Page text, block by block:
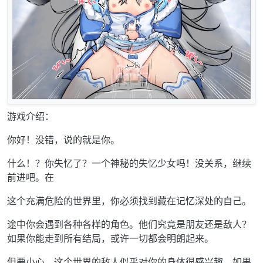
游戏介绍：
你好！没错，说的就是你。
什么！？你失忆了？一个神秘的失忆少女吗！没关系，继续
前进吧。在
这个充满危险的世界里，你必须找到藏在记忆深处的自己。
途中你会遇到各种各样的角色。他们究竟是朋友还是敌人？
如果你能走到所有结局，或许一切都会明朗起来。